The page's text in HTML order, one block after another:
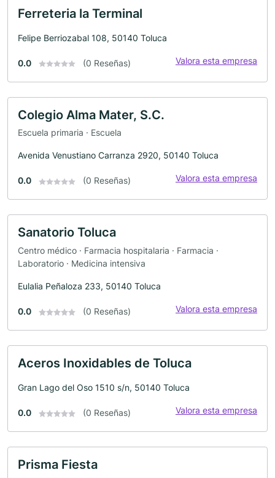
Ferreteria la Terminal
Felipe Berriozabal 108, 50140 Toluca
0.0 (0 Reseñas) Valora esta empresa
Colegio Alma Mater, S.C.
Escuela primaria · Escuela
Avenida Venustiano Carranza 2920, 50140 Toluca
0.0 (0 Reseñas) Valora esta empresa
Sanatorio Toluca
Centro médico · Farmacia hospitalaria · Farmacia ·
Laboratorio · Medicina intensiva
Eulalia Peñaloza 233, 50140 Toluca
0.0 (0 Reseñas) Valora esta empresa
Aceros Inoxidables de Toluca
Gran Lago del Oso 1510 s/n, 50140 Toluca
0.0 (0 Reseñas) Valora esta empresa
Prisma Fiesta